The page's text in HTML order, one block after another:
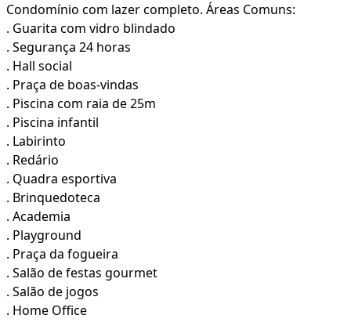
Condomínio com lazer completo. Áreas Comuns:
. Guarita com vidro blindado
. Segurança 24 horas
. Hall social
. Praça de boas-vindas
. Piscina com raia de 25m
. Piscina infantil
. Labirinto
. Redário
. Quadra esportiva
. Brinquedoteca
. Academia
. Playground
. Praça da fogueira
. Salão de festas gourmet
. Salão de jogos
. Home Office